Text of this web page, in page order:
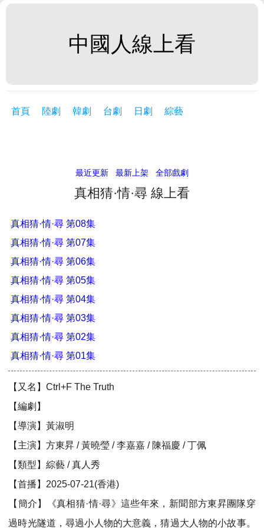
中國人線上看
首頁 陸劇 韓劇 台劇 日劇 綜藝
最近更新 最新上架 全部戲劇
真相猜·情·尋 線上看
真相猜·情·尋 第08集
真相猜·情·尋 第07集
真相猜·情·尋 第06集
真相猜·情·尋 第05集
真相猜·情·尋 第04集
真相猜·情·尋 第03集
真相猜·情·尋 第02集
真相猜·情·尋 第01集
【又名】Ctrl+F The Truth
【編劇】
【導演】黃淑明
【主演】方東昇 / 黃曉瑩 / 李嘉嘉 / 陳福慶 / 丁佩
【類型】綜藝 / 真人秀
【首播】2025-07-21(香港)
【簡介】《真相猜·情·尋》這些年來，新聞部方東昇團隊穿
過時光隧道，尋過小人物的大意義，猜過大人物的小故事。